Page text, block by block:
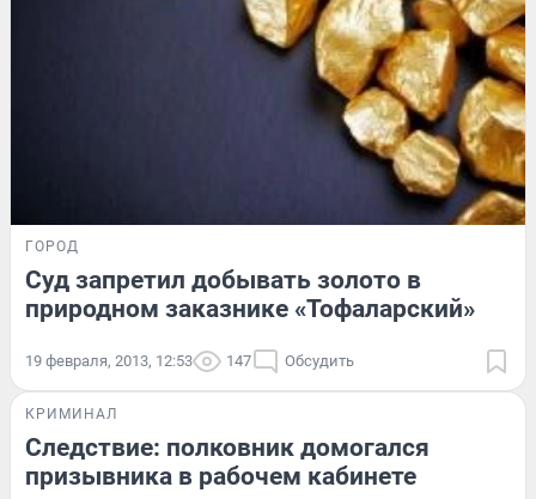
ГОРОД
Суд запретил добывать золото в
природном заказнике «Тофаларский»
19 февраля, 2013, 12:53 147 Обсудить
КРИМИНАЛ
Следствие: полковник домогался
призывника в рабочем кабинете